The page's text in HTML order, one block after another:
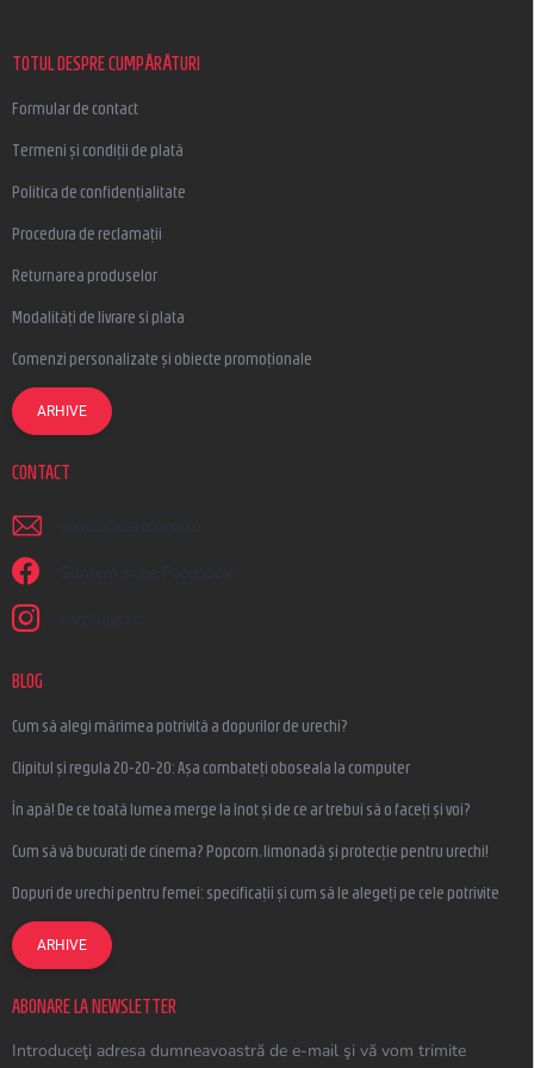
TOTUL DESPRE CUMPĂRĂTURI
Formular de contact
Termeni și condiții de plată
Politica de confidențialitate
Procedura de reclamații
Returnarea produselor
Modalități de livrare si plata
Comenzi personalizate și obiecte promoționale
ARHIVE
CONTACT
scrieti @ earplugs.ro
Suntem și pe Facebook!
earplugs.ro
BLOG
Cum să alegi mărimea potrivită a dopurilor de urechi?
Clipitul și regula 20-20-20: Așa combateți oboseala la computer
În apă! De ce toată lumea merge la înot și de ce ar trebui să o faceți și voi?
Cum să vă bucurați de cinema? Popcorn, limonadă și protecție pentru urechi!
Dopuri de urechi pentru femei: specificații și cum să le alegeți pe cele potrivite
ARHIVE
ABONARE LA NEWSLETTER
Introduceţi adresa dumneavoastră de e-mail şi vă vom trimite